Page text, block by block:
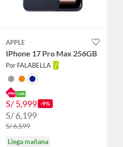
APPLE
IPhone 17 Pro Max 256GB
Por FALABELLA
S/ 5,999 -9%
S/ 6,199
S/ 6,599
Llega mañana